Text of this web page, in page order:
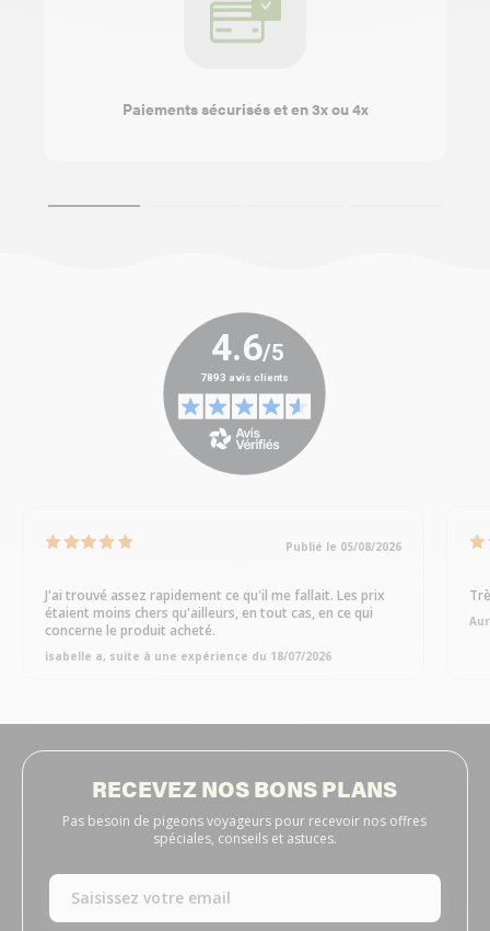
Paiements sécurisés et en 3x ou 4x
Publié le 05/08/2026
J'ai trouvé assez rapidement ce qu'il me fallait. Les prix
étaient moins chers qu'ailleurs, en tout cas, en ce qui
concerne le produit acheté.
isabelle a, suite à une expérience du 18/07/2026
RECEVEZ NOS BONS PLANS
Pas besoin de pigeons voyageurs pour recevoir nos offres
spéciales, conseils et astuces.